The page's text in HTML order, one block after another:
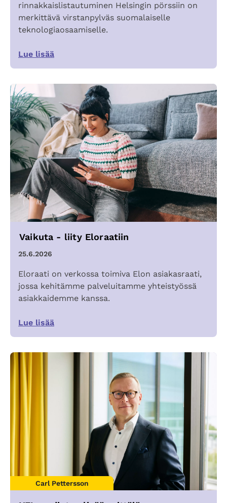
rinnakkaislistautuminen Helsingin pörssiin on
merkittävä virstanpylväs suomalaiselle
teknologiaosaamiselle.
Lue lisää
Vaikuta - liity Eloraatiin
25.6.2026
Eloraati on verkossa toimiva Elon asiakasraati,
jossa kehitämme palveluitamme yhteistyössä
asiakkaidemme kanssa.
Lue lisää
Carl Pettersson